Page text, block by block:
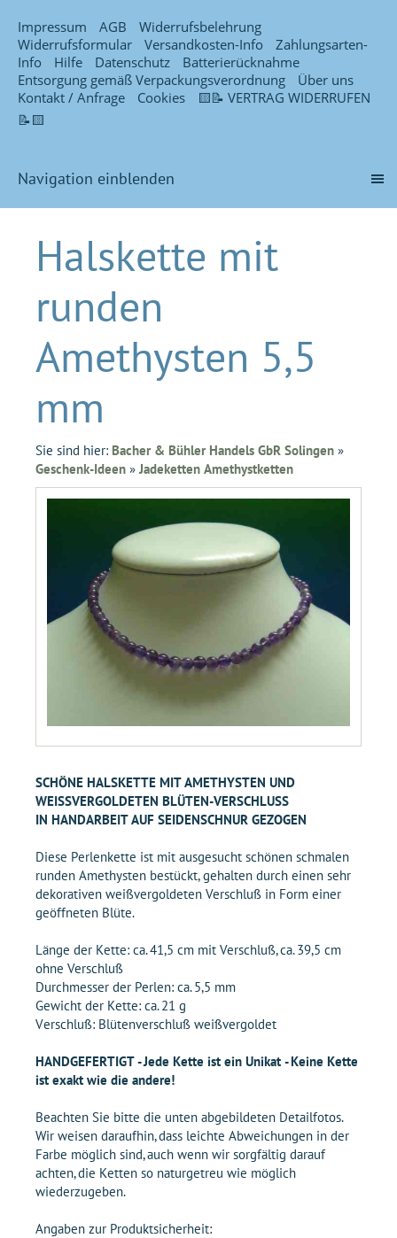
Impressum AGB
Widerrufsbelehrung
Widerrufsformular
Versandkosten-Info
Zahlungsarten-
Info
Hilfe Datenschutz
Batterierücknahme
Entsorgung gemäß Verpackungsverordnung
Über uns
Kontakt / Anfrage
Cookies
🟨📝 VERTRAG WIDERRUFEN
📝🟨
Navigation einblenden
Halskette mit
runden
Amethysten 5,5
mm
Sie sind hier: Bacher & Bühler Handels GbR Solingen »
Geschenk-Ideen »Jadeketten Amethystketten
SCHÖNE HALSKETTE MIT AMETHYSTEN UND
WEISSVERGOLDETEN BLÜTEN-VERSCHLUSS
IN HANDARBEIT AUF SEIDENSCHNUR GEZOGEN
Diese Perlenkette ist mit ausgesucht schönen schmalen
runden Amethysten bestückt, gehalten durch einen sehr
dekorativen weißvergoldeten Verschluß in Form einer
geöffneten Blüte.
Länge der Kette: ca. 41,5 cm mit Verschluß, ca. 39,5 cm
ohne Verschluß
Durchmesser der Perlen: ca. 5,5 mm
Gewicht der Kette: ca. 21 g
Verschluß: Blütenverschluß weißvergoldet
HANDGEFERTIGT - Jede Kette ist ein Unikat - Keine Kette
ist exakt wie die andere!
Beachten Sie bitte die unten abgebildeten Detailfotos.
Wir weisen daraufhin, dass leichte Abweichungen in der
Farbe möglich sind, auch wenn wir sorgfältig darauf
achten, die Ketten so naturgetreu wie möglich
wiederzugeben.
Angaben zur Produktsicherheit: